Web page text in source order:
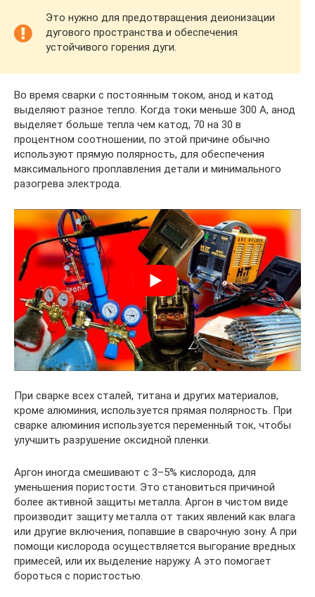
Это нужно для предотвращения деионизации
дугового пространства и обеспечения
устойчивого горения дуги.
Во время сварки с постоянным током, анод и катод
выделяют разное тепло. Когда токи меньше 300 А, анод
выделяет больше тепла чем катод, 70 на 30 в
процентном соотношении, по этой причине обычно
используют прямую полярность, для обеспечения
максимального проплавления детали и минимального
разогрева электрода.
При сварке всех сталей, титана и других материалов,
кроме алюминия, используется прямая полярность. При
сварке алюминия используется переменный ток, чтобы
улучшить разрушение оксидной пленки.
Аргон иногда смешивают с 3–5% кислорода, для
уменьшения пористости. Это становиться причиной
более активной защиты металла. Аргон в чистом виде
производит защиту металла от таких явлений как влага
или другие включения, попавшие в сварочную зону. А при
помощи кислорода осуществляется выгорание вредных
примесей, или их выделение наружу. А это помогает
бороться с пористостью.